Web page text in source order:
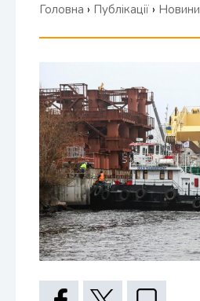
Головна › Публікації › Новини